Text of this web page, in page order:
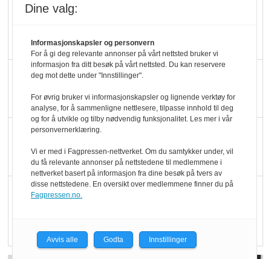
hederspris
Blir enklere å velge
økologisk i butikkhylla
Kolonihagen sliter
med å få tak i nok melk
Rapport: Økokundene
det?
Dine valg:
Informasjonskapsler og personvern
For å gi deg relevante annonser på vårt nettsted bruker vi
informasjon fra ditt besøk på vårt nettsted. Du kan reservere
deg mot dette under "Innstillinger".
For øvrig bruker vi informasjonskapsler og lignende verktøy for
analyse, for å sammenligne nettlesere, tilpasse innhold til deg
og for å utvikle og tilby nødvendig funksjonalitet. Les mer i vår
personvernerklæring.
Vi er med i Fagpressen-nettverket. Om du samtykker under, vil
du få relevante annonser på nettstedene til medlemmene i
nettverket basert på informasjon fra dine besøk på tvers av
disse nettstedene. En oversikt over medlemmene finner du på
Fagpressen.no.
Avvis alle Godta Innstillinger